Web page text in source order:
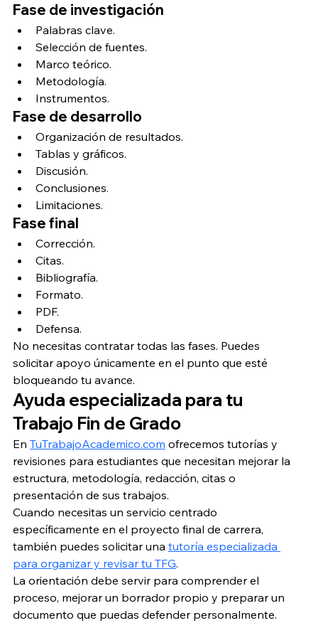
Fase de investigación
Palabras clave.
Selección de fuentes.
Marco teórico.
Metodología.
Instrumentos.
Fase de desarrollo
Organización de resultados.
Tablas y gráficos.
Discusión.
Conclusiones.
Limitaciones.
Fase final
Corrección.
Citas.
Bibliografía.
Formato.
PDF.
Defensa.
No necesitas contratar todas las fases. Puedes
solicitar apoyo únicamente en el punto que esté
bloqueando tu avance.
Ayuda especializada para tu
Trabajo Fin de Grado
En TuTrabajoAcademico.com ofrecemos tutorías y
revisiones para estudiantes que necesitan mejorar la
estructura, metodología, redacción, citas o
presentación de sus trabajos.
Cuando necesitas un servicio centrado
específicamente en el proyecto final de carrera,
también puedes solicitar una tutoría especializada
para organizar y revisar tu TFG.
La orientación debe servir para comprender el
proceso, mejorar un borrador propio y preparar un
documento que puedas defender personalmente.